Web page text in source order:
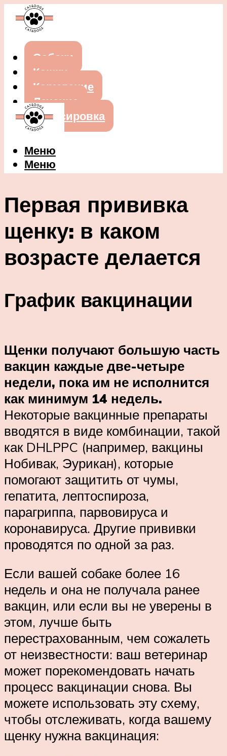
Собаки
Кошки
Кормление
Лечение
Дрессировка
Меню
Меню
Первая прививка
щенку: в каком
возрасте делается
График вакцинации
Щенки получают большую часть
вакцин каждые две-четыре
недели, пока им не исполнится
как минимум 14 недель.
Некоторые вакцинные препараты
вводятся в виде комбинации, такой
как DHLPPC (например, вакцины
Нобивак, Эурикан), которые
помогают защитить от чумы,
гепатита, лептоспироза,
парагриппа, парвовируса и
коронавируса. Другие прививки
проводятся по одной за раз.
Если вашей собаке более 16
недель и она не получала ранее
вакцин, или если вы не уверены в
этом, лучше быть
перестрахованным, чем сожалеть
от неизвестности: ваш ветеринар
может порекомендовать начать
процесс вакцинации снова. Вы
можете использовать эту схему,
чтобы отслеживать, когда вашему
щенку нужна вакцинация: